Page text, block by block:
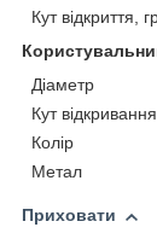
Кут відкриття,
Діаметр
Кут відкривання
Колір
Метал
Приховати